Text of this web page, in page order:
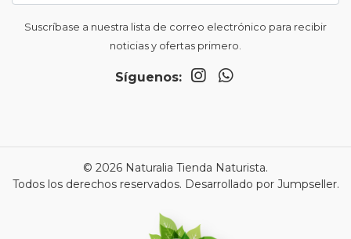
Suscríbase a nuestra lista de correo electrónico para recibir
noticias y ofertas primero.
Síguenos:
© 2026 Naturalia Tienda Naturista.
Todos los derechos reservados. Desarrollado por Jumpseller.